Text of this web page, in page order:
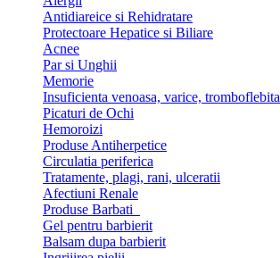
Antidiareice si Rehidratare
Protectoare Hepatice si Biliare
Acnee
Par si Unghii
Memorie
Insuficienta venoasa, varice, tromboflebita
Picaturi de Ochi
Hemoroizi
Produse Antiherpetice
Circulatia periferica
Tratamente, plagi, rani, ulceratii
Afectiuni Renale
Produse Barbati
Gel pentru barbierit
Balsam dupa barbierit